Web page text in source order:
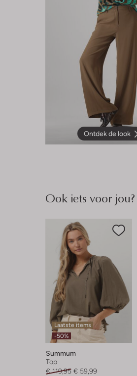
Ontdek de look
Ook iets voor jou?
Laatste items
-50%
Summum
Top
€ 119,95 € 59,99